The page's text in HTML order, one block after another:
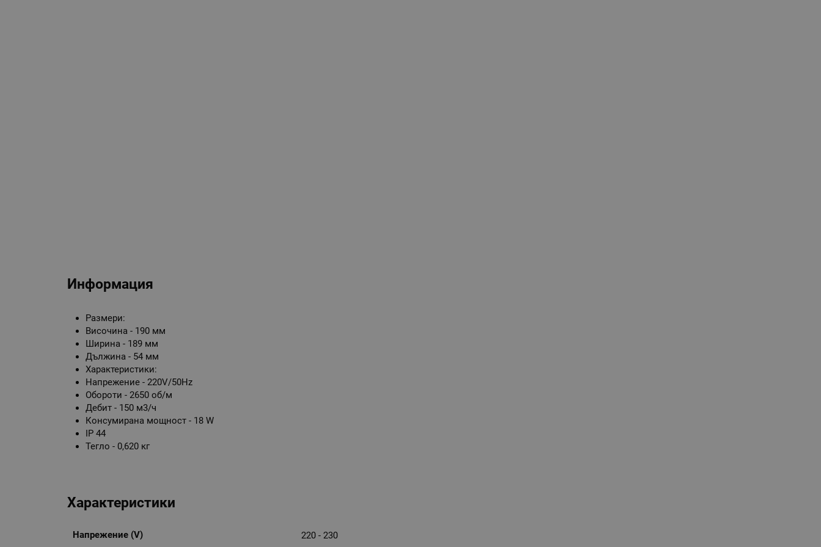
Информация
Размери:
Височина - 190 мм
Ширина - 189 мм
Дължина - 54 мм
Характеристики:
Напрежение - 220V/50Hz
Обороти - 2650 об/м
Дебит - 150 м3/ч
Консумирана мощност - 18 W
IP 44
Тегло - 0,620 кг
Характеристики
Напрежение (V) 220 - 230